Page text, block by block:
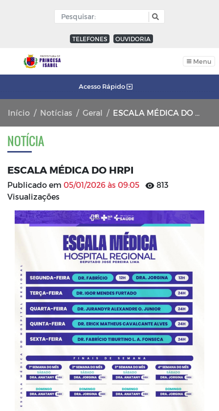
TELEFONES OUVIDORIA
Menu
Acesso Rápido
Início Notícias Geral ESCALA MÉDICA DO HRPI
NOTÍCIA
ESCALA MÉDICA DO HRPI
Publicado em 05/01/2026 às 09:05
813
Visualizações